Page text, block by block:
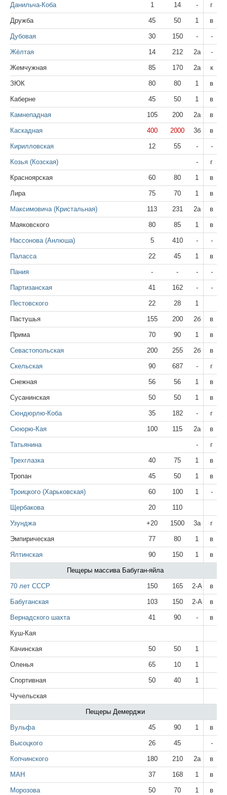
Данильча-Коба 1 14 - г
Дружба 45 50 1 в
Дубовая 30 150 - -
Жёлтая 14 212 2а -
Жемчужная 85 170 2а к
ЗЮК 80 80 1 в
Каберне 45 50 1 в
Камнепадная 105 200 2а в
Каскадная 400 2000 3б в
Кирилловская 12 55 - -
Козья (Козская) - г
Красноярская 60 80 1 в
Лира 75 70 1 в
Максимовича (Кристальная) 113 231 2а в
Маяковского 80 85 1 в
Нассонова (Анлюша) 5 410 - -
Паласса 22 45 1 в
Пания - - - -
Партизанская 41 162 - -
Пестовского 22 28 1
Пастушья 155 200 2б в
Прима 70 90 1 в
Севастопольская 200 255 2б в
Скельская 90 687 - г
Снежная 56 56 1 в
Сусанинская 50 50 1 в
Сюндюрлю-Коба 35 182 - г
Сююрю-Кая 100 115 2а в
Татьянина - г
Трехглазка 40 75 1 в
Тропан 45 50 1 в
Троицкого (Харьковская) 60 100 1 -
Щербакова 20 110
Узунджа +20 1500 3а г
Эмпирическая 77 80 1 в
Ялтинская 90 150 1 в
Пещеры массива Бабуган-яйла
70 лет СССР 150 165 2-А в
Бабуганская 103 150 2-А в
Вернадского шахта 41 90 - в
Куш-Кая
Качинская 50 50 1
Оленья 65 10 1
Спортивная 50 40 1
Чучельская
Пещеры Демерджи
Вульфа 45 90 1 в
Высоцкого 26 45 -
Копчинского 180 210 2а в
МАН 37 168 1 в
Морозова 50 70 1 в